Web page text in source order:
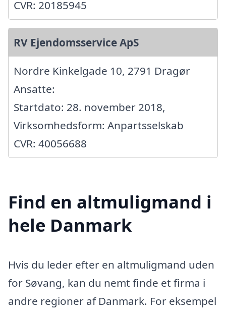
CVR: 20185945
RV Ejendomsservice ApS
Nordre Kinkelgade 10, 2791 Dragør
Ansatte:
Startdato: 28. november 2018,
Virksomhedsform: Anpartsselskab
CVR: 40056688
Find en altmuligmand i
hele Danmark
Hvis du leder efter en altmuligmand uden
for Søvang, kan du nemt finde et firma i
andre regioner af Danmark. For eksempel